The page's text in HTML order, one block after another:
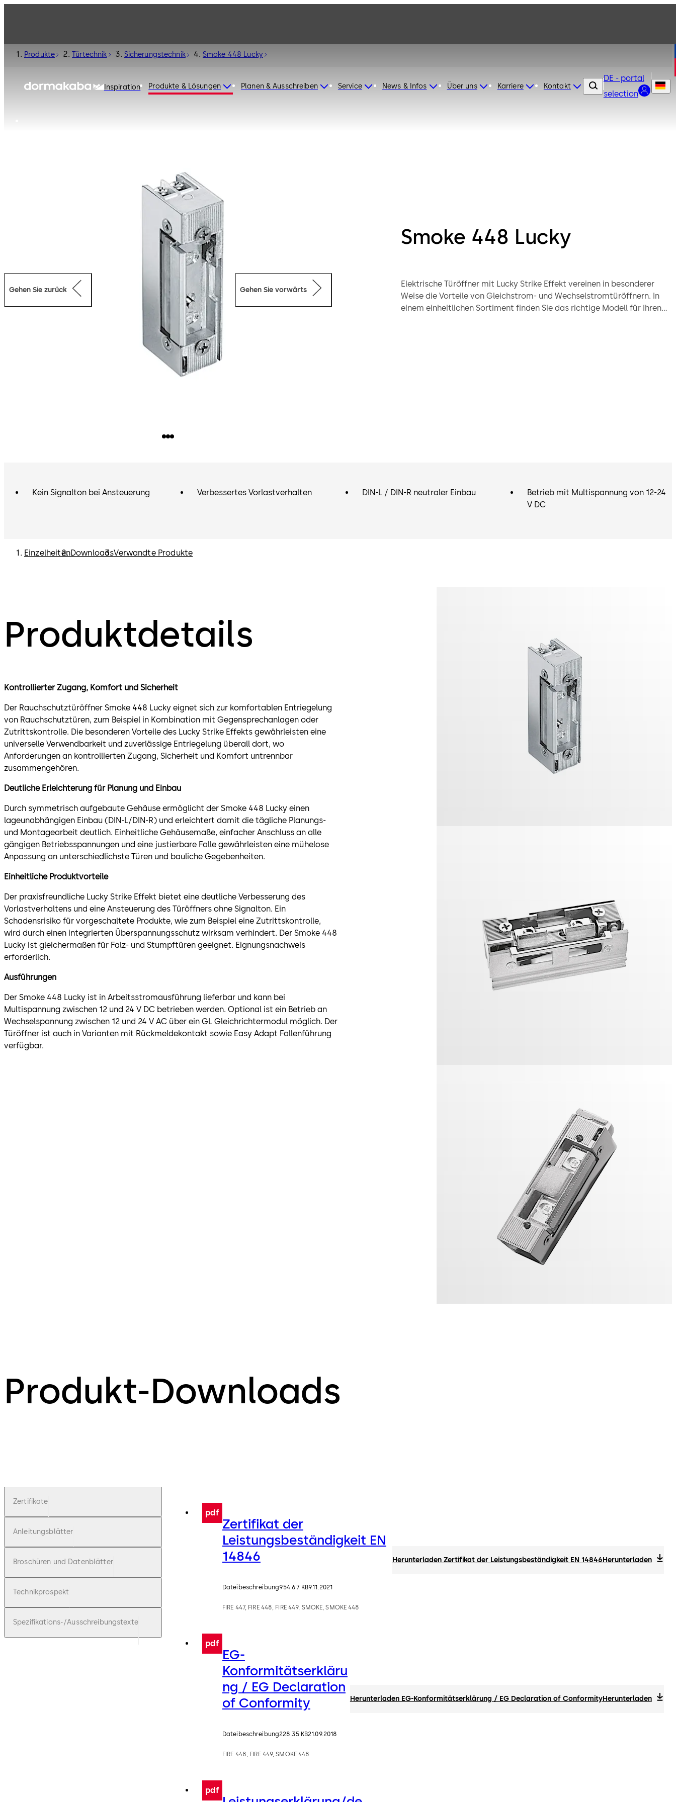
Inspiration Produkte & Lösungen Planen & Ausschreiben Service News & Infos Über uns Karriere Kontakt
DE - portal
selection
Produkte Türtechnik Sicherungstechnik Smoke 448 Lucky
Smoke 448 Lucky
Elektrische Türöffner mit Lucky Strike Effekt vereinen in besonderer
Weise die Vorteile von Gleichstrom- und Wechselstromtüröffnern. In
einem einheitlichen Sortiment finden Sie das richtige Modell für Ihren
Gehen Sie zurück Gehen Sie vorwärts
Kein Signalton bei Ansteuerung Verbessertes Vorlastverhalten DIN-L / DIN-R neutraler Einbau
Betrieb mit Multispannung von 12-24
V DC
EinzelheitenDownloadsVerwandte Produkte
Produktdetails
Kontrollierter Zugang, Komfort und Sicherheit
Der Rauchschutztüröffner Smoke 448 Lucky eignet sich zur komfortablen Entriegelung
von Rauchschutztüren, zum Beispiel in Kombination mit Gegensprechanlagen oder
Zutrittskontrolle. Die besonderen Vorteile des Lucky Strike Effekts gewährleisten eine
universelle Verwendbarkeit und zuverlässige Entriegelung überall dort, wo
Anforderungen an kontrollierten Zugang, Sicherheit und Komfort untrennbar
zusammengehören.
Deutliche Erleichterung für Planung und Einbau
Durch symmetrisch aufgebaute Gehäuse ermöglicht der Smoke 448 Lucky einen
lageunabhängigen Einbau (DIN-L/DIN-R) und erleichtert damit die tägliche Planungs-
und Montagearbeit deutlich. Einheitliche Gehäusemaße, einfacher Anschluss an alle
gängigen Betriebsspannungen und eine justierbare Falle gewährleisten eine mühelose
Anpassung an unterschiedlichste Türen und bauliche Gegebenheiten.
Einheitliche Produktvorteile
Der praxisfreundliche Lucky Strike Effekt bietet eine deutliche Verbesserung des
Vorlastverhaltens und eine Ansteuerung des Türöffners ohne Signalton. Ein
Schadensrisiko für vorgeschaltete Produkte, wie zum Beispiel eine Zutrittskontrolle,
wird durch einen integrierten Überspannungsschutz wirksam verhindert. Der Smoke 448
Lucky ist gleichermaßen für Falz- und Stumpftüren geeignet. Eignungsnachweis
erforderlich.
Ausführungen
Der Smoke 448 Lucky ist in Arbeitsstromausführung lieferbar und kann bei
Multispannung zwischen 12 und 24 V DC betrieben werden. Optional ist ein Betrieb an
Wechselspannung zwischen 12 und 24 V AC über ein GL Gleichrichtermodul möglich. Der
Türöffner ist auch in Varianten mit Rückmeldekontakt sowie Easy Adapt Fallenführung
verfügbar.
Produkt-Downloads
Zertifikate
Anleitungsblätter
Broschüren und Datenblätter
Technikprospekt
Spezifikations-/Ausschreibungstexte
pdf
Zertifikat der
Leistungsbeständigkeit EN
14846
Dateibeschreibung954.67 KB9.11.2021
FIRE 447, FIRE 448, FIRE 449, SMOKE, SMOKE 448
Herunterladen Zertifikat der Leistungsbeständigkeit EN 14846Herunterladen
pdf
EG-
Konformitätserkläru
ng / EG Declaration
of Conformity
Dateibeschreibung228.35 KB21.09.2018
FIRE 448, FIRE 449, SMOKE 448
Herunterladen EG-Konformitätserklärung / EG Declaration of ConformityHerunterladen
pdf